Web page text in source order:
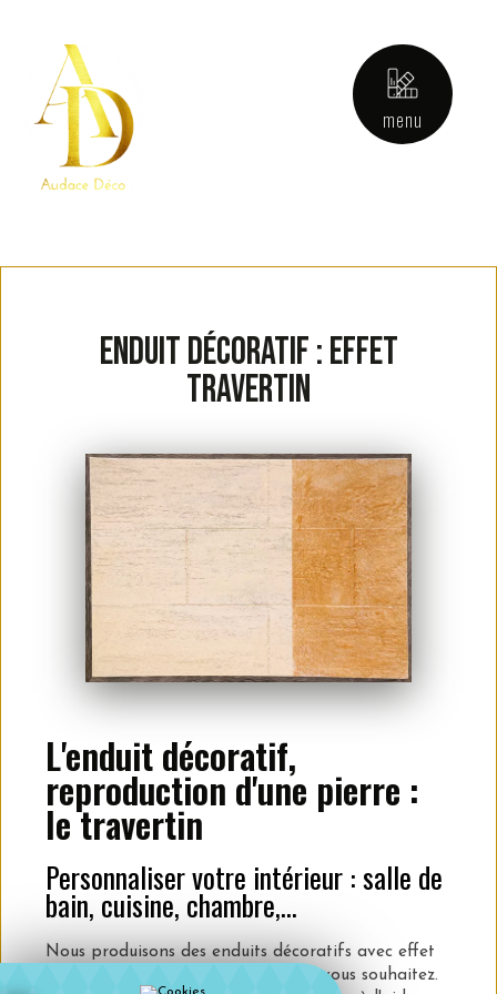
menu
Enduit décoratif : effet
travertin
L'enduit décoratif,
reproduction d'une pierre :
le travertin
Personnaliser votre intérieur : salle de
bain, cuisine, chambre,...
Nous produisons des enduits décoratifs avec effet
travertin : choisissez la couleur que vous souhaitez.